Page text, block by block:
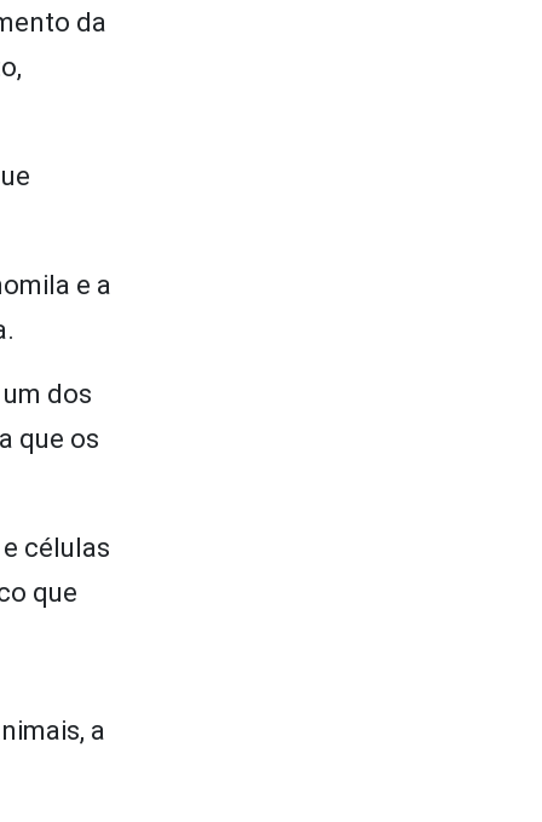
da
e a
dos
que os
células
que
a